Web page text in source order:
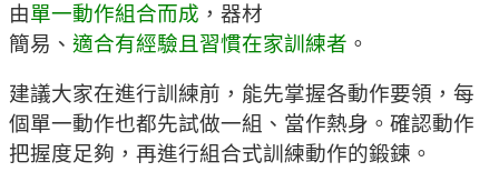
由單一動作組合而成 ，器材
簡易、 適合有經驗且習慣在家訓練者 。
建議大家在進行訓練前，能先掌握各動作要領，每
個單一動作也都先試做一組、當作熱身。確認動作
把握度足夠，再進行組合式訓練動作的鍛鍊。